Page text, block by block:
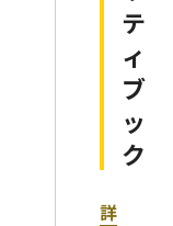
テ
ィ
ブ
ッ
ク
詳